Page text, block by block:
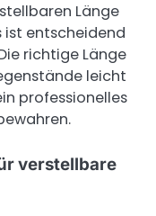
Länge
entscheidend
richtige Länge
leicht
professionelles
verstellbare